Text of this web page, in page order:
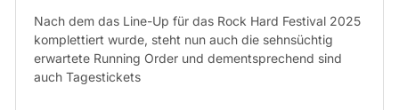
Nach dem das Line-Up für das Rock Hard Festival 2025
komplettiert wurde, steht nun auch die sehnsüchtig
erwartete Running Order und dementsprechend sind
auch Tagestickets